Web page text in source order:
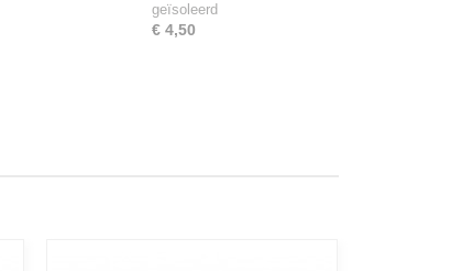
geïsoleerd
€ 4,50